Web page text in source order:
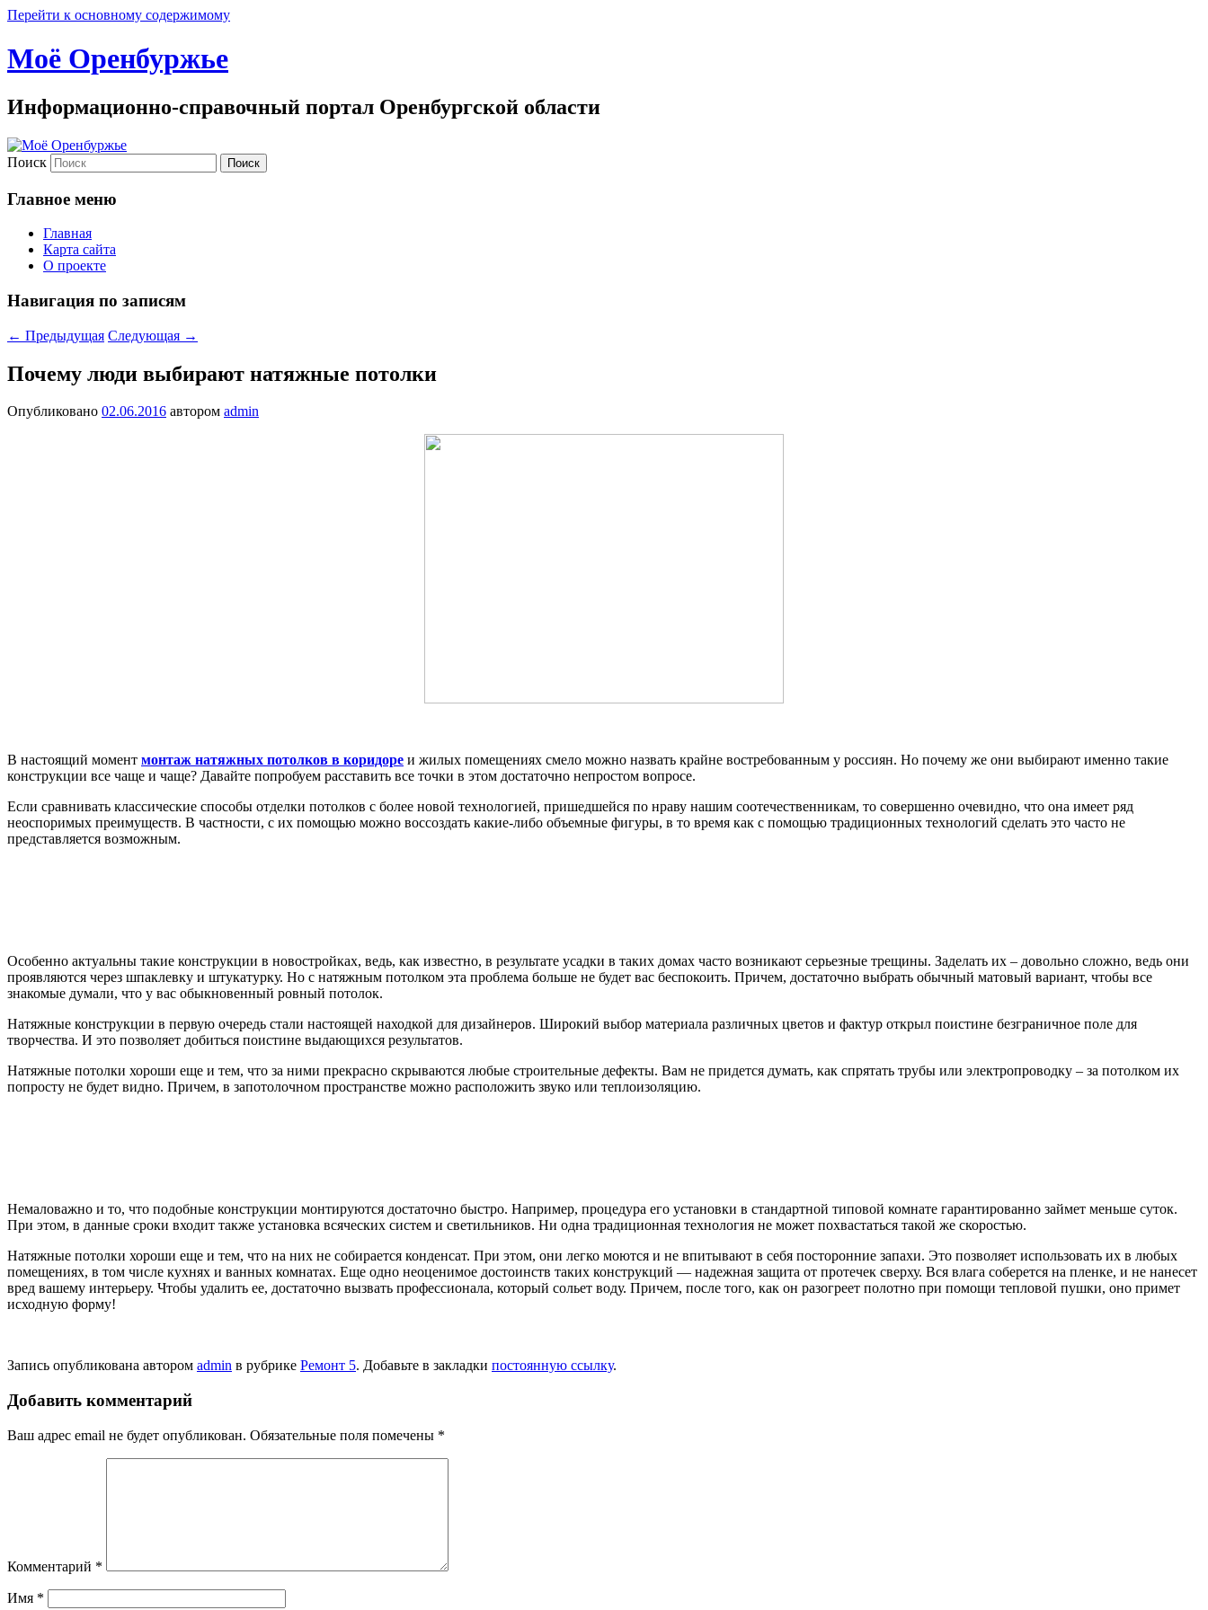
Перейти к основному содержимому
Моё Оренбуржье
Информационно-справочный портал Оренбургской области
Поиск
Главное меню
Главная
Карта сайта
О проекте
Навигация по записям
← Предыдущая Следующая →
Почему люди выбирают натяжные потолки
Опубликовано 02.06.2016 автором admin
В настоящий момент монтаж натяжных потолков в коридоре и жилых помещениях смело можно назвать крайне востребованным у россиян. Но почему же они выбирают именно такие
конструкции все чаще и чаще? Давайте попробуем расставить все точки в этом достаточно непростом вопросе.
Если сравнивать классические способы отделки потолков с более новой технологией, пришедшейся по нраву нашим соотечественникам, то совершенно очевидно, что она имеет ряд
неоспоримых преимуществ. В частности, с их помощью можно воссоздать какие-либо объемные фигуры, в то время как с помощью традиционных технологий сделать это часто не
представляется возможным.
Особенно актуальны такие конструкции в новостройках, ведь, как известно, в результате усадки в таких домах часто возникают серьезные трещины. Заделать их – довольно сложно, ведь они
проявляются через шпаклевку и штукатурку. Но с натяжным потолком эта проблема больше не будет вас беспокоить. Причем, достаточно выбрать обычный матовый вариант, чтобы все
знакомые думали, что у вас обыкновенный ровный потолок.
Натяжные конструкции в первую очередь стали настоящей находкой для дизайнеров. Широкий выбор материала различных цветов и фактур открыл поистине безграничное поле для
творчества. И это позволяет добиться поистине выдающихся результатов.
Натяжные потолки хороши еще и тем, что за ними прекрасно скрываются любые строительные дефекты. Вам не придется думать, как спрятать трубы или электропроводку – за потолком их
попросту не будет видно. Причем, в запотолочном пространстве можно расположить звуко или теплоизоляцию.
Немаловажно и то, что подобные конструкции монтируются достаточно быстро. Например, процедура его установки в стандартной типовой комнате гарантированно займет меньше суток.
При этом, в данные сроки входит также установка всяческих систем и светильников. Ни одна традиционная технология не может похвастаться такой же скоростью.
Натяжные потолки хороши еще и тем, что на них не собирается конденсат. При этом, они легко моются и не впитывают в себя посторонние запахи. Это позволяет использовать их в любых
помещениях, в том числе кухнях и ванных комнатах. Еще одно неоценимое достоинств таких конструкций — надежная защита от протечек сверху. Вся влага соберется на пленке, и не нанесет
вред вашему интерьеру. Чтобы удалить ее, достаточно вызвать профессионала, который сольет воду. Причем, после того, как он разогреет полотно при помощи тепловой пушки, оно примет
исходную форму!
Запись опубликована автором admin в рубрике Ремонт 5. Добавьте в закладки постоянную ссылку.
Добавить комментарий
Ваш адрес email не будет опубликован. Обязательные поля помечены *
Комментарий *
Имя *